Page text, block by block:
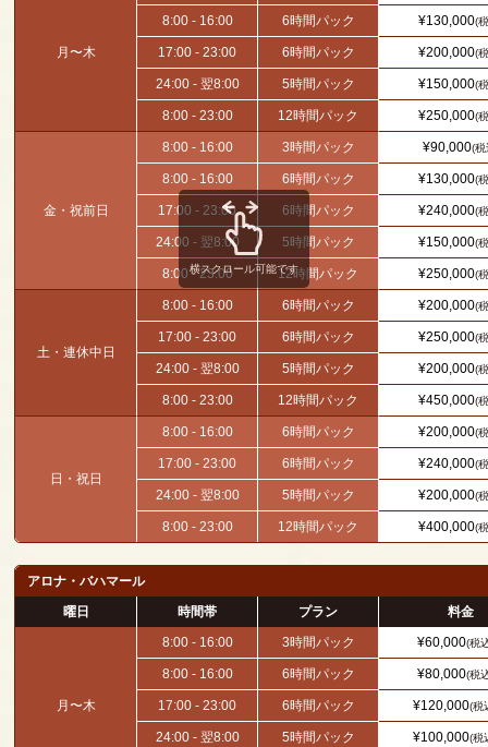
月〜木
8:00 - 16:00 6時間パック ¥130,000(
17:00 - 23:00 6時間パック ¥200,000(
24:00 - 翌8:00 5時間パック ¥150,000(
8:00 - 23:00 12時間パック ¥250,000(
金・祝前日
8:00 - 16:00 3時間パック ¥90,000(税
8:00 - 16:00 6時間パック ¥130,000(
17:00 - 23:00 6時間パック ¥240,000(
24:00 - 翌8:00 5時間パック ¥150,000(
8:00 - 23:00 12時間パック ¥250,000(
土・連休中日
8:00 - 16:00 6時間パック ¥200,000(
17:00 - 23:00 6時間パック ¥250,000(
24:00 - 翌8:00 5時間パック ¥200,000(
8:00 - 23:00 12時間パック ¥450,000(
日・祝日
8:00 - 16:00 6時間パック ¥200,000(
17:00 - 23:00 6時間パック ¥240,000(
24:00 - 翌8:00 5時間パック ¥200,000(
8:00 - 23:00 12時間パック ¥400,000(
横スクロール可能です
アロナ・バハマール
曜日
時間帯 プラン 料金
月〜木
8:00 - 16:00 3時間パック ¥60,000(税
8:00 - 16:00 6時間パック ¥80,000(税
17:00 - 23:00 6時間パック ¥120,000(税
24:00 - 翌8:00 5時間パック ¥100,000(税